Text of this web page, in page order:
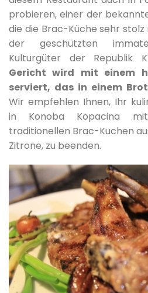
probieren, einer der
die die Brac-Küche sehr stolz
der geschützten
Kulturgüter der Republik
Gericht wird mit einem
serviert, das in einem
Wir empfehlen Ihnen, Ihr
in Konoba Kopacina
traditionellen Brac-Kuchen
Zitrone, zu beenden.